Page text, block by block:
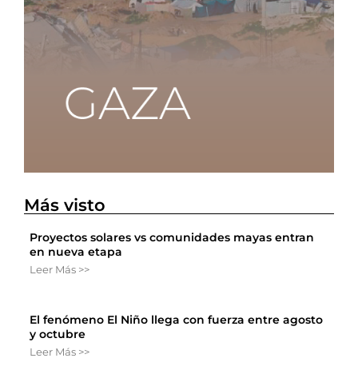
Más visto
Proyectos solares vs comunidades mayas entran
en nueva etapa
Leer Más >>
El fenómeno El Niño llega con fuerza entre agosto
y octubre
Leer Más >>